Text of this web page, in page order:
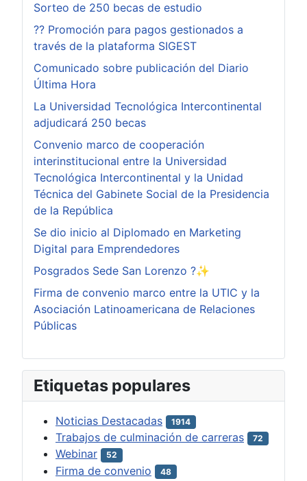
Sorteo de 250 becas de estudio
?? Promoción para pagos gestionados a
través de la plataforma SIGEST
Comunicado sobre publicación del Diario
Última Hora
La Universidad Tecnológica Intercontinental
adjudicará 250 becas
Convenio marco de cooperación
interinstitucional entre la Universidad
Tecnológica Intercontinental y la Unidad
Técnica del Gabinete Social de la Presidencia
de la República
Se dio inicio al Diplomado en Marketing
Digital para Emprendedores
Posgrados Sede San Lorenzo ?✨
Firma de convenio marco entre la UTIC y la
Asociación Latinoamericana de Relaciones
Públicas
Etiquetas populares
Noticias Destacadas 1914
Trabajos de culminación de carreras 72
Webinar 52
Firma de convenio 48